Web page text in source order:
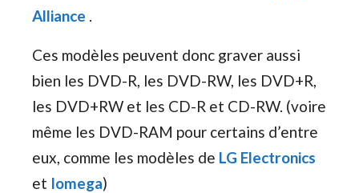
Alliance .
Ces modèles peuvent donc graver aussi
bien les DVD-R, les DVD-RW, les DVD+R,
les DVD+RW et les CD-R et CD-RW. (voire
même les DVD-RAM pour certains d’entre
eux, comme les modèles de LG Electronics
et Iomega)